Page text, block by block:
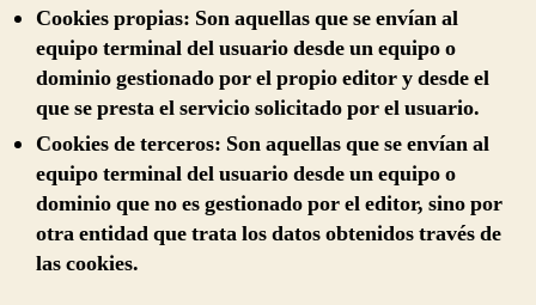
Cookies propias: Son aquellas que se envían al
equipo terminal del usuario desde un equipo o
dominio gestionado por el propio editor y desde el
que se presta el servicio solicitado por el usuario.
Cookies de terceros: Son aquellas que se envían al
equipo terminal del usuario desde un equipo o
dominio que no es gestionado por el editor, sino por
otra entidad que trata los datos obtenidos través de
las cookies.